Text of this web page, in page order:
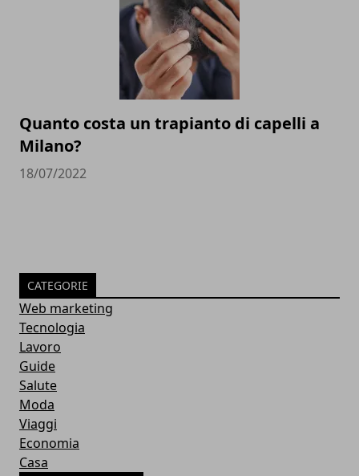
Quanto costa un trapianto di capelli a
Milano?
18/07/2022
CATEGORIE
Web marketing
Tecnologia
Lavoro
Guide
Salute
Moda
Viaggi
Economia
Casa